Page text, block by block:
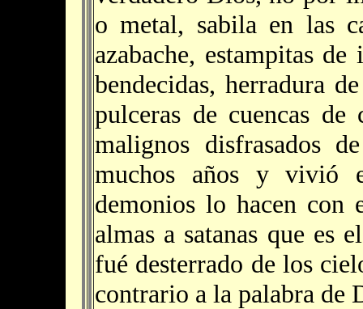
o metal, sabila en las
azabache, estampitas
bendecidas, herradura
pulceras de cuencas de
malignos disfrasados
muchos años y vivió
demonios lo hacen
almas a satanas que es
fué desterrado de los
contrario a la palabra de